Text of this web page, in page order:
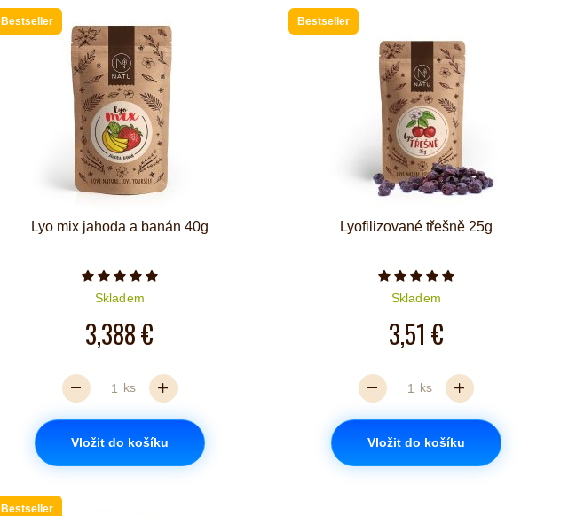
Bestseller
Lyo mix jahoda a banán 40g
Počet hvězdiček je 5 z 5
Skladem
3,388 €
ks
Vložit do košíku
Bestseller
Lyofilizované třešně 25g
Počet hvězdiček je 5 z 5
Skladem
3,51 €
ks
Vložit do košíku
Bestseller